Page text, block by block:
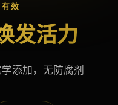
效
发活力
添加，无防腐剂